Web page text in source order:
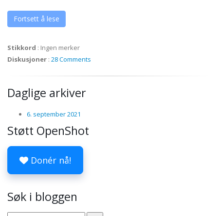
Fortsett å lese
Stikkord : Ingen merker
Diskusjoner : 28 Comments
Daglige arkiver
6. september 2021
Støtt OpenShot
Donér nå!
Søk i bloggen